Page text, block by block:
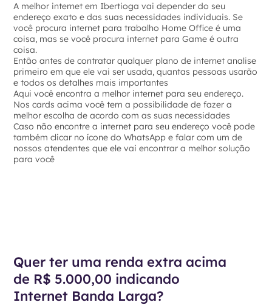
A melhor internet em Ibertioga vai depender do seu
endereço exato e das suas necessidades individuais. Se
você procura internet para trabalho Home Office é uma
coisa, mas se você procura internet para Game é outra
coisa.
Então antes de contratar qualquer plano de internet analise
primeiro em que ele vai ser usada, quantas pessoas usarão
e todos os detalhes mais importantes
Aqui você encontra a melhor internet para seu endereço.
Nos cards acima você tem a possibilidade de fazer a
melhor escolha de acordo com as suas necessidades
Caso não encontre a internet para seu endereço você pode
também clicar no ícone do WhatsApp e falar com um de
nossos atendentes que ele vai encontrar a melhor solução
para você
Quer ter uma renda extra acima
de R$ 5.000,00 indicando
Internet Banda Larga?